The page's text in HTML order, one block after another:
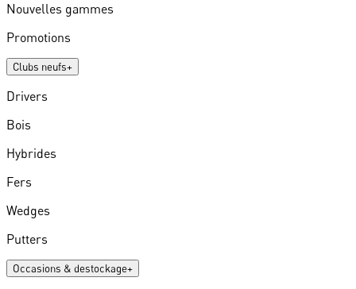
Nouvelles gammes
Promotions
Clubs neufs+
Drivers
Bois
Hybrides
Fers
Wedges
Putters
Occasions & destockage+